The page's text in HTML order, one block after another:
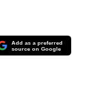
Add as a preferred
source on Google